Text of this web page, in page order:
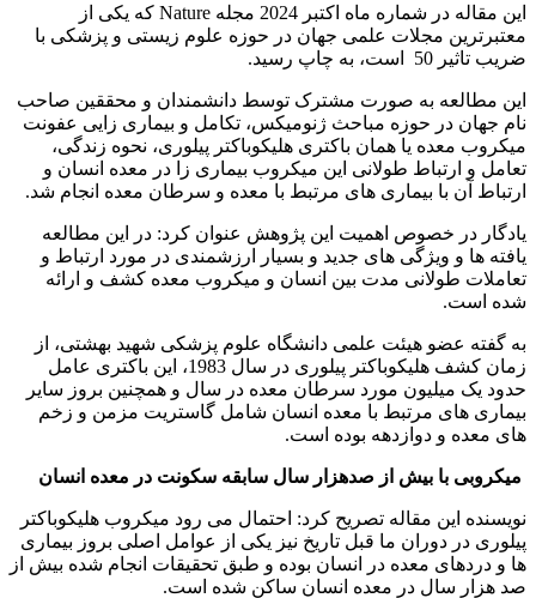
این مقاله در شماره ماه اکتبر 2024 مجله Nature که یکی از
معتبرترین مجلات علمی جهان در حوزه علوم زیستی و پزشکی با
ضریب تاثیر 50 است، به چاپ رسید.
این مطالعه به صورت مشترک توسط دانشمندان و محققین صاحب
نام جهان در حوزه مباحث ژنومیکس، تکامل و بیماری زایی عفونت
میکروب معده یا همان باکتری هلیکوباکتر پیلوری، نحوه زندگی،
تعامل و ارتباط طولانی این میکروب بیماری زا در معده انسان و
ارتباط آن با بیماری های مرتبط با معده و سرطان معده انجام شد.
یادگار در خصوص اهمیت این پژوهش عنوان کرد: در این مطالعه
یافته ها و ویژگی های جدید و بسیار ارزشمندی در مورد ارتباط و
تعاملات طولانی مدت بین انسان و میکروب معده کشف و ارائه
شده است.
به گفته عضو هیئت علمی دانشگاه علوم پزشکی شهید بهشتی، از
زمان کشف هلیکوباکتر پیلوری در سال 1983، این باکتری عامل
حدود یک میلیون مورد سرطان معده در سال و همچنین بروز سایر
بیماری های مرتبط با معده انسان شامل گاستریت مزمن و زخم
های معده و دوازدهه بوده است.
میکروبی با بیش از صدهزار سال سابقه سکونت در معده انسان
نویسنده این مقاله تصریح کرد: احتمال می رود میکروب هلیکوباکتر
پیلوری در دوران ما قبل تاریخ نیز یکی از عوامل اصلی بروز بیماری
ها و دردهای معده در انسان بوده و طبق تحقیقات انجام شده بیش از
صد هزار سال در معده انسان ساکن شده است.